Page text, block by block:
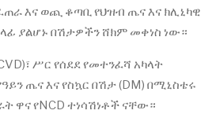
እና ወጪ ቆጣቢ የህዝብ ጤና እና ክሊኒካዊ
ያልሆኑ በሽታዎችን ሸክም መቀነስ ነው።
ሥር የሰደደ የመተንፈሻ አካላት
ጤና እና የስኳር በሽታ (DM) በሚኒስቴሩ
ዋና የNCD ተነሳሽነቶች ናቸው።